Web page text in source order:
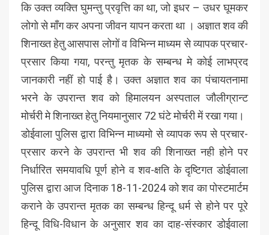
कि उक्त व्यक्ति घुमन्तु प्रवृत्ति का था, जो इधर – उधर घूमकर
लोगो से माँग कर अपना जीवन यापन करता था । अज्ञात शव की
शिनाख्त हेतु आसपास लोगों व विभिन्न माध्यम से व्यापक प्रचार-
प्रसार किया गया, परन्तु मृतक के सम्बन्ध मे कोई लाभप्रद
जानकारी नहीं हो पाई है। उक्त अज्ञात शव का पंचायतनामा
भरने के उपरान्त शव को हिमालयन अस्पताल जौलीग्रान्ट
मोर्चरी मे शिनाख्त हेतु नियमानुसार 72 घंटे मोर्चरी में रखा गया।
डोईवाला पुलिस द्वारा विभिन्न माध्यमो से व्यापक रूप से प्रचार-
प्रसार करने के उपरान्त भी शव की शिनाख्त नही होने पर
निर्धारित समयावधि पूर्ण होने व शव-क्षति के दृष्टिगत डोईवाला
पुलिस द्वारा आज दिनाक 18-11-2024 को शव का पोस्टमार्टम
कराने के उपरान्त मृतक का सम्बन्ध हिन्दू धर्म से होने पर पूरे
हिन्दू विधि-विधान के अनुसार शव का दाह-संस्कार डोईवाला